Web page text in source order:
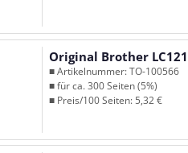
Original Brother
■ Artikelnummer: TO-100566
■ für ca. 300 Seiten (5%)
■ Preis/100 Seiten: 5,32 €